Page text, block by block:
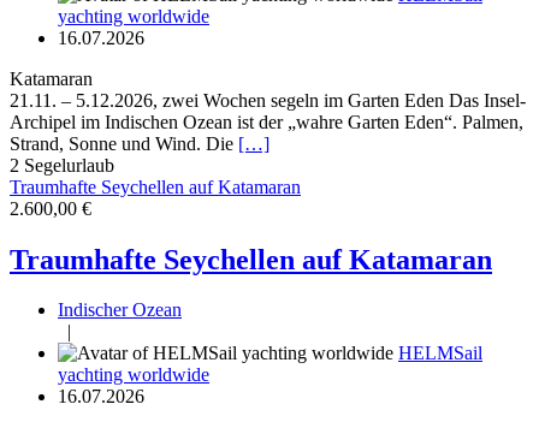
yachting worldwide
16.07.2026
Katamaran
21.11. – 5.12.2026, zwei Wochen segeln im Garten Eden Das Insel-
Archipel im Indischen Ozean ist der „wahre Garten Eden“. Palmen,
Strand, Sonne und Wind. Die […]
2 Segelurlaub
Traumhafte Seychellen auf Katamaran
2.600,00 €
Traumhafte Seychellen auf Katamaran
Indischer Ozean
|
HELMSail
yachting worldwide
16.07.2026